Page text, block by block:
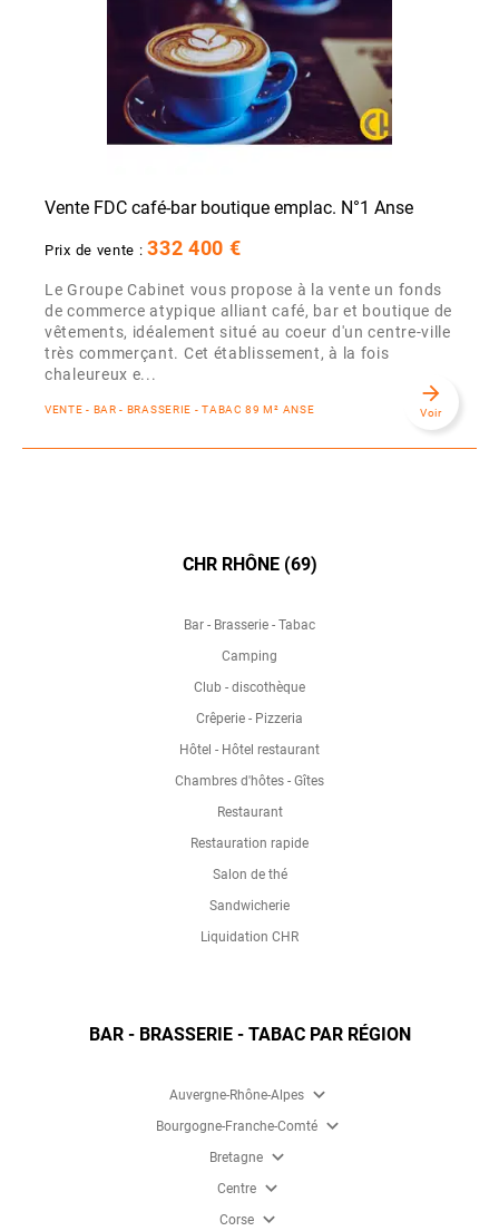
Vente FDC café-bar boutique emplac. N°1 Anse
Prix de vente :332 400 €
Le Groupe Cabinet vous propose à la vente un fonds
de commerce atypique alliant café, bar et boutique de
vêtements, idéalement situé au coeur d'un centre-ville
très commerçant. Cet établissement, à la fois
chaleureux e...
VENTE - BAR - BRASSERIE - TABAC 89 M² ANSE
arrow_forward
Voir
CHR RHÔNE (69)
Bar - Brasserie - Tabac
Camping
Club - discothèque
Crêperie - Pizzeria
Hôtel - Hôtel restaurant
Chambres d'hôtes - Gîtes
Restaurant
Restauration rapide
Salon de thé
Sandwicherie
Liquidation CHR
BAR - BRASSERIE - TABAC PAR RÉGION
Auvergne-Rhône-Alpes expand_more
Bourgogne-Franche-Comté expand_more
Bretagne expand_more
Centre expand_more
Corse expand_more